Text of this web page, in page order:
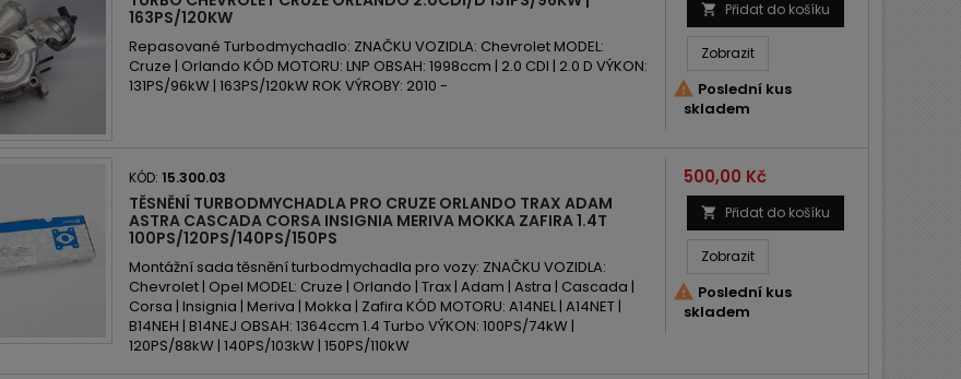
163PS/120KW
Repasované Turbodmychadlo: ZNAČKU VOZIDLA: Chevrolet MODEL:
Cruze | Orlando KÓD MOTORU: LNP OBSAH: 1998ccm | 2.0 CDI | 2.0 D VÝKON:
131PS/96kW | 163PS/120kW ROK VÝROBY: 2010 -
 Přidat do košíku
Zobrazit
 Poslední kus
skladem
KÓD: 15.300.03
TĚSNĚNÍ TURBODMYCHADLA PRO CRUZE ORLANDO TRAX ADAM
ASTRA CASCADA CORSA INSIGNIA MERIVA MOKKA ZAFIRA 1.4T
100PS/120PS/140PS/150PS
Montážní sada těsnění turbodmychadla pro vozy: ZNAČKU VOZIDLA:
Chevrolet | Opel MODEL: Cruze | Orlando | Trax | Adam | Astra | Cascada |
Corsa | Insignia | Meriva | Mokka | Zafira KÓD MOTORU: A14NEL | A14NET |
B14NEH | B14NEJ OBSAH: 1364ccm 1.4 Turbo VÝKON: 100PS/74kW |
120PS/88kW | 140PS/103kW | 150PS/110kW
Cena
500,00 Kč
 Přidat do košíku
Zobrazit
 Poslední kus
skladem